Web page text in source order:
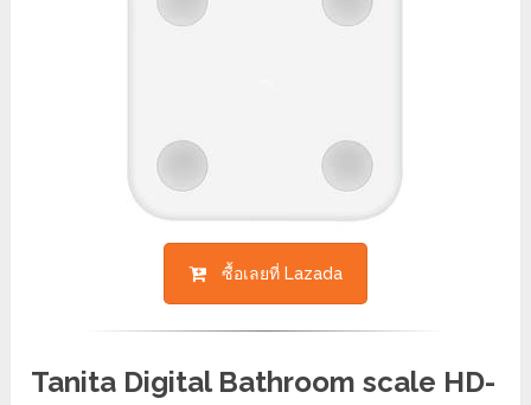
ซื้อเลยที่ Lazada
Tanita Digital Bathroom scale HD-